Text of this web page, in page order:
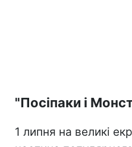
"Посіпаки і
1 липня на великі